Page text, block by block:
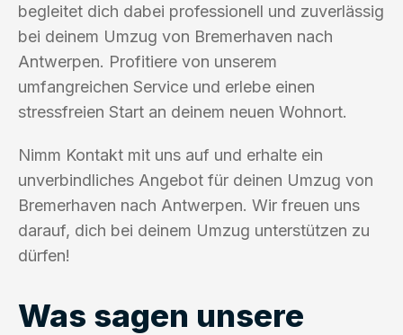
begleitet dich dabei professionell und zuverlässig
bei deinem Umzug von Bremerhaven nach
Antwerpen. Profitiere von unserem
umfangreichen Service und erlebe einen
stressfreien Start an deinem neuen Wohnort.
Nimm Kontakt mit uns auf und erhalte ein
unverbindliches Angebot für deinen Umzug von
Bremerhaven nach Antwerpen. Wir freuen uns
darauf, dich bei deinem Umzug unterstützen zu
dürfen!
Was sagen unsere